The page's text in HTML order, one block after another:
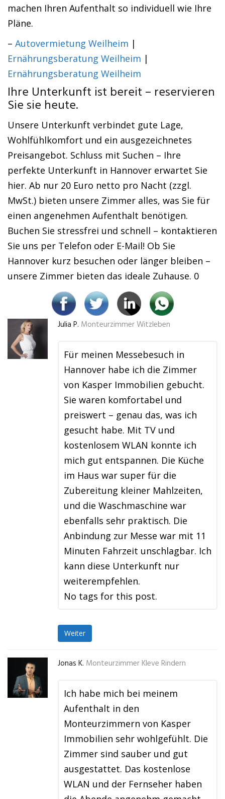
machen Ihren Aufenthalt so individuell wie Ihre
Pläne.
– Autovermietung Weilheim |
Ernährungsberatung Weilheim |
Ernährungsberatung Weilheim
Ihre Unterkunft ist bereit – reservieren
Sie sie heute.
Unsere Unterkunft verbindet gute Lage,
Wohlfühlkomfort und ein ausgezeichnetes
Preisangebot. Schluss mit Suchen – Ihre
perfekte Unterkunft in Hannover erwartet Sie
hier. Ab nur 20 Euro netto pro Nacht (zzgl.
MwSt.) bieten unsere Zimmer alles, was Sie für
einen angenehmen Aufenthalt benötigen.
Buchen Sie stressfrei und schnell – kontaktieren
Sie uns per Telefon oder E-Mail! Ob Sie
Hannover kurz besuchen oder länger bleiben –
unsere Zimmer bieten das ideale Zuhause. 0
Julia P. Monteurzimmer Witzleben
Für meinen Messebesuch in
Hannover habe ich die Zimmer
von Kasper Immobilien gebucht.
Sie waren komfortabel und
preiswert – genau das, was ich
gesucht habe. Mit TV und
kostenlosem WLAN konnte ich
mich gut entspannen. Die Küche
im Haus war super für die
Zubereitung kleiner Mahlzeiten,
und die Waschmaschine war
ebenfalls sehr praktisch. Die
Anbindung zur Messe war mit 11
Minuten Fahrzeit unschlagbar. Ich
kann diese Unterkunft nur
weiterempfehlen.
No tags for this post.
Weiter
Jonas K. Monteurzimmer Kleve Rindern
Ich habe mich bei meinem
Aufenthalt in den
Monteurzimmern von Kasper
Immobilien sehr wohlgefühlt. Die
Zimmer sind sauber und gut
ausgestattet. Das kostenlose
WLAN und der Fernseher haben